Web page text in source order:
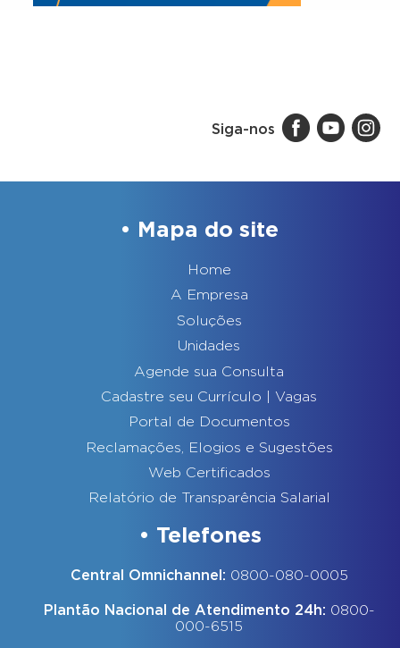
Siga-nos
Mapa do site
Home
A Empresa
Soluções
Unidades
Agende sua Consulta
Cadastre seu Currículo | Vagas
Portal de Documentos
Reclamações, Elogios e Sugestões
Web Certificados
Relatório de Transparência Salarial
Telefones
Central Omnichannel: 0800-080-0005
Plantão Nacional de Atendimento 24h: 0800-
000-6515